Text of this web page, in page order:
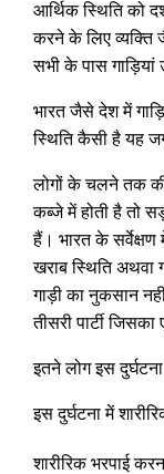
आर्थिक स्थिति को
करने के लिए व्यक्ति
सभी के पास गाड़ियां
भारत जैसे देश में
स्थिति कैसी है यह
लोगों के चलने तक
कब्जे में होती है तो
हैं। भारत के
खराब स्थिति अथवा
गाड़ी का नुकसान
तीसरी पार्टी
इतने लोग इस
इस दुर्घटना में
शारीरिक भरपाई